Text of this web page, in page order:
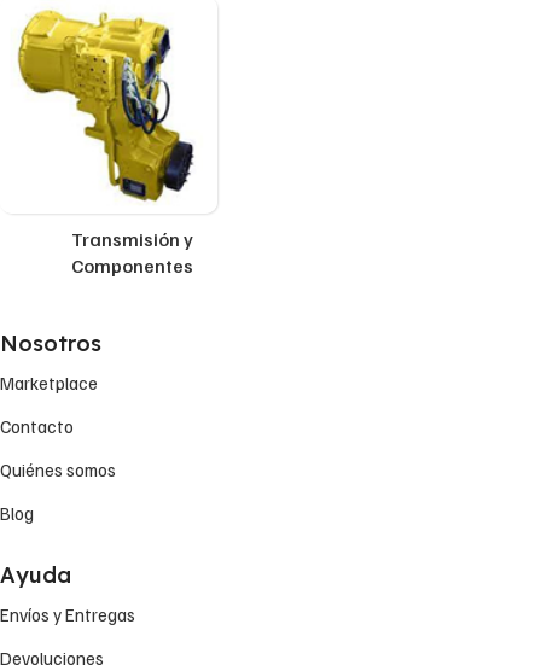
Transmisión y
Componentes
Nosotros
Marketplace
Contacto
Quiénes somos
Blog
Ayuda
Envíos y Entregas
Devoluciones